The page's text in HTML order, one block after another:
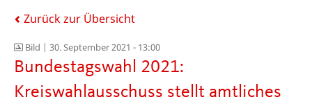
Zurück zur Übersicht
Bild | 30. September 2021 - 13:00
Bundestagswahl 2021:
Kreiswahlausschuss stellt amtliches